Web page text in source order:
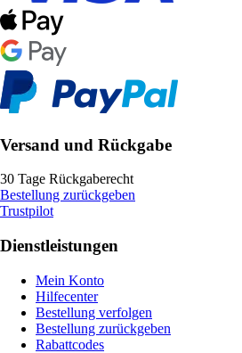
Versand und Rückgabe
30 Tage Rückgaberecht
Bestellung zurückgeben
Trustpilot
Dienstleistungen
Mein Konto
Hilfecenter
Bestellung verfolgen
Bestellung zurückgeben
Rabattcodes